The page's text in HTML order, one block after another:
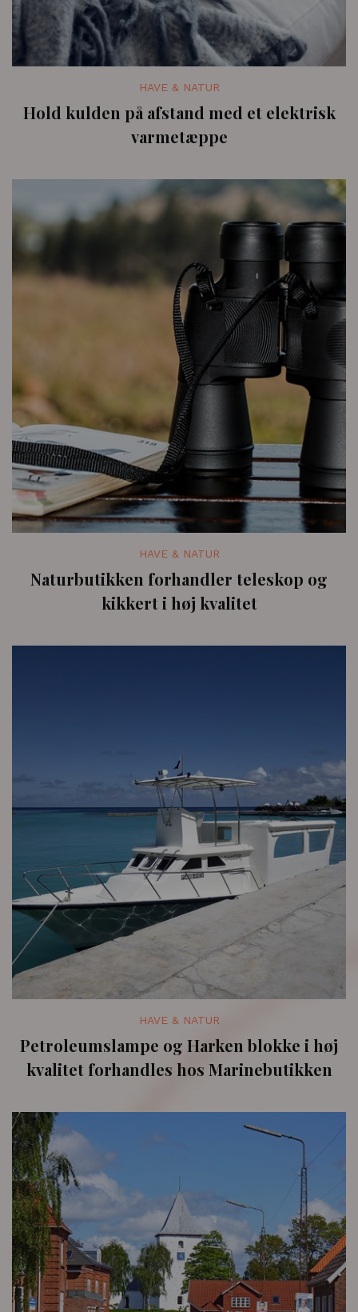
HAVE & NATUR
Hold kulden på afstand med et elektrisk
varmetæppe
HAVE & NATUR
Naturbutikken forhandler teleskop og
kikkert i høj kvalitet
HAVE & NATUR
Petroleumslampe og Harken blokke i høj
kvalitet forhandles hos Marinebutikken